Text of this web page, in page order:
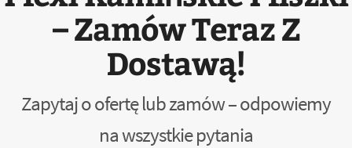
– Zamów Teraz Z
Dostawą!
Zapytaj o ofertę lub zamów – odpowiemy
na wszystkie pytania